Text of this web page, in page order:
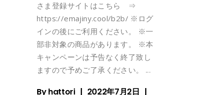
さま登録サイトはこちら ⇒
https://emajiny.cool/b2b/ ※ログ
インの後にご利用ください。 ※一
部非対象の商品があります。 ※本
キャンペーンは予告なく終了致し
ますので予めご了承ください。
Byhattori 2022年7月2日